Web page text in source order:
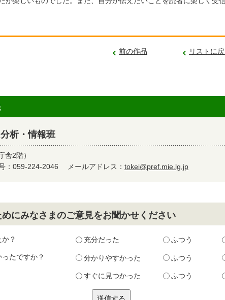
前の作品 リストに
析・情報班
舎2階）
：059-224-2046 メールアドレス： tokei@pref.mie.lg.jp
にみなさまのご意見をお聞かせください
？ 充分だった ふつう
たですか？ 分かりやすかった ふつう
すぐに見つかった ふつう